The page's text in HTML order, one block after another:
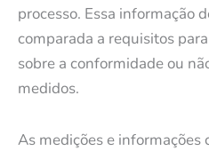
processo. Essa informação
comparada a requisitos
sobre a conformidade ou
medidos.
As medições e informações